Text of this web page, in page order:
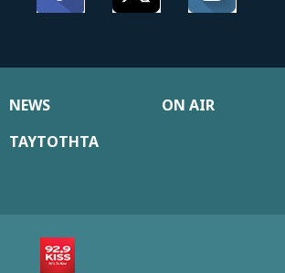
NEWS ON AIR
ΤΑΥΤΟΤΗΤΑ